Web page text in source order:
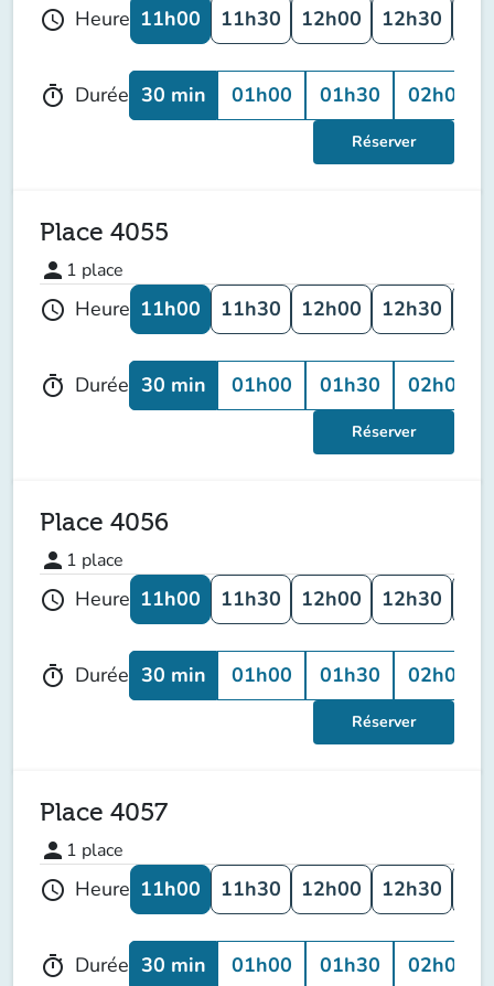
schedule Heure 11h00 11h30 12h00 12h30
timer Durée 30 min 01h00 01h30 02h00
Réserver
Place 4055
person 1 place
schedule Heure 11h00 11h30 12h00 12h30
timer Durée 30 min 01h00 01h30 02h00
Réserver
Place 4056
person 1 place
schedule Heure 11h00 11h30 12h00 12h30
timer Durée 30 min 01h00 01h30 02h00
Réserver
Place 4057
person 1 place
schedule Heure 11h00 11h30 12h00 12h30
timer Durée 30 min 01h00 01h30 02h00